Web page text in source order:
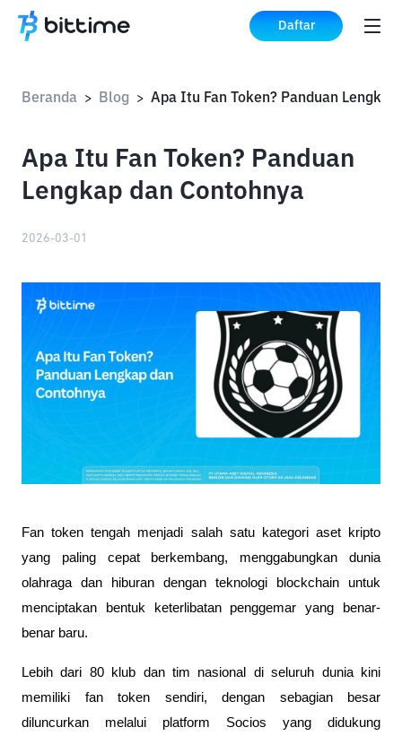
Daftar
Beranda > Blog >
Apa Itu Fan Token? Panduan
Lengkap dan Contohnya
2026-03-01
Fan token tengah menjadi salah satu kategori aset kripto
yang paling cepat berkembang, menggabungkan dunia
olahraga dan hiburan dengan teknologi blockchain untuk
menciptakan bentuk keterlibatan penggemar yang benar-
benar baru.
Lebih dari 80 klub dan tim nasional di seluruh dunia kini
memiliki fan token sendiri, dengan sebagian besar
diluncurkan melalui platform Socios yang didukung